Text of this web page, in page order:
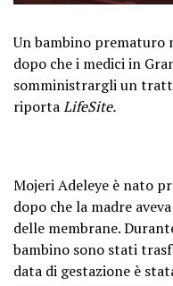
Un bambino prematuro
dopo che i medici in
somministrargli un
riportaLifeSite.
Mojeri Adeleye è nato
dopo che la madre
delle membrane.
bambino sono stati
data di gestazione è